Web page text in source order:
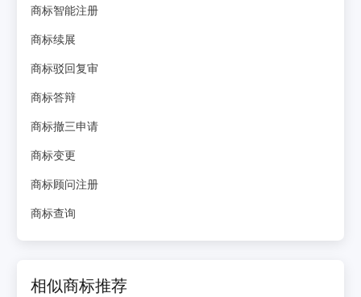
商标智能注册
商标续展
商标驳回复审
商标答辩
商标撤三申请
商标变更
商标顾问注册
商标查询
相似商标推荐